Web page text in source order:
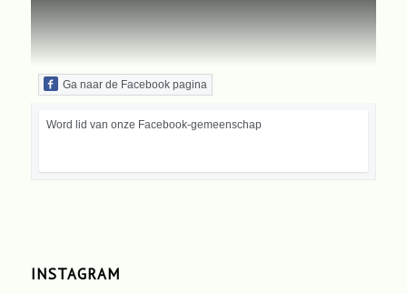
Ga naar de Facebook pagina
Word lid van onze Facebook-gemeenschap
INSTAGRAM